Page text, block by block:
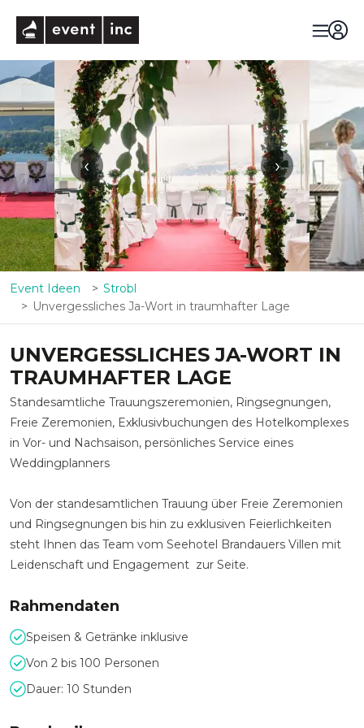
‹ ›
Event Ideen
Strobl
Unvergessliches Ja-Wort in traumhafter Lage
UNVERGESSLICHES JA-WORT IN
TRAUMHAFTER LAGE
Standesamtliche Trauungszeremonien, Ringsegnungen,
Freie Zeremonien, Exklusivbuchungen des Hotelkomplexes
in Vor- und Nachsaison, persönliches Service eines
Weddingplanners
Von der standesamtlichen Trauung über Freie Zeremonien
und Ringsegnungen bis hin zu exklusiven Feierlichkeiten
steht Ihnen das Team vom Seehotel Brandauers Villen mit
Leidenschaft und Engagement zur Seite.
Rahmendaten
Speisen & Getränke inklusive
Von 2 bis 100 Personen
Dauer: 10 Stunden